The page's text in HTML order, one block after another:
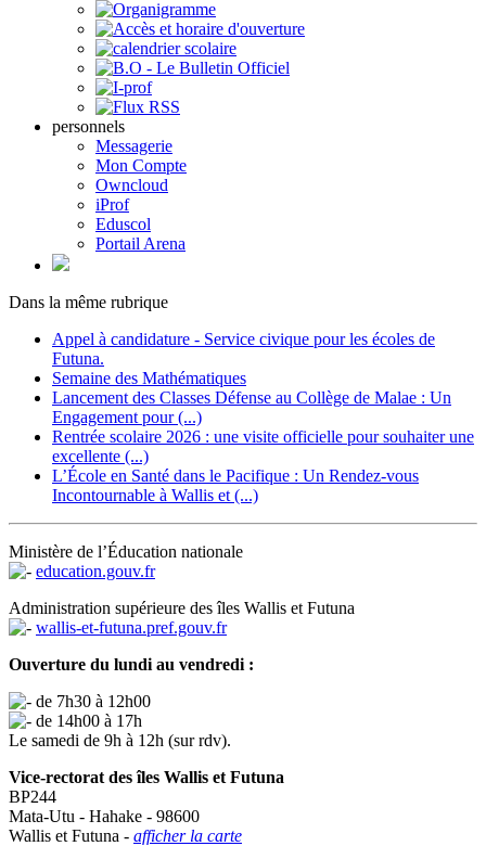
personnels
Messagerie
Mon Compte
Owncloud
iProf
Eduscol
Portail Arena
Dans la même rubrique
Appel à candidature - Service civique pour les écoles de
Futuna.
Semaine des Mathématiques
Lancement des Classes Défense au Collège de Malae : Un
Engagement pour (...)
Rentrée scolaire 2026 : une visite officielle pour souhaiter une
excellente (...)
L’École en Santé dans le Pacifique : Un Rendez-vous
Incontournable à Wallis et (...)
Ministère de l’Éducation nationale
education.gouv.fr
Administration supérieure des îles Wallis et Futuna
wallis-et-futuna.pref.gouv.fr
Ouverture du lundi au vendredi :
de 7h30 à 12h00
de 14h00 à 17h
Le samedi de 9h à 12h (sur rdv).
Vice-rectorat des îles Wallis et Futuna
BP244
Mata-Utu - Hahake - 98600
Wallis et Futuna - afficher la carte